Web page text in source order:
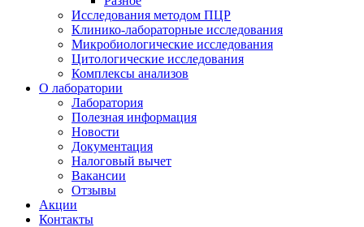
Исследования методом ПЦР
Клинико-лабораторные исследования
Микробиологические исследования
Цитологические исследования
Комплексы анализов
О лаборатории
Лаборатория
Полезная информация
Новости
Документация
Налоговый вычет
Вакансии
Отзывы
Акции
Контакты